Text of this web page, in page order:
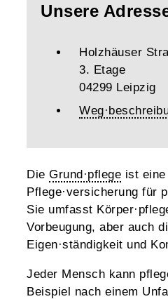
Unsere
Holzhäuser
3. Etage
04299 Leipzig
Die Grund·pflege ist
Pflege·versicherung für
Sie umfasst
Vorbeugung, aber auch
Eigen·ständigkeit und
Jeder Mensch kann
Beispiel nach einem